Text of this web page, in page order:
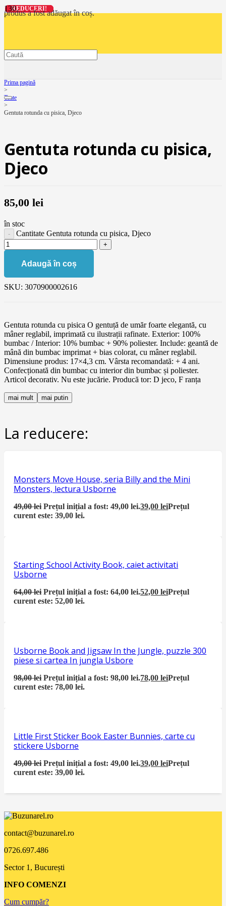
produsa fost adăugat în coș.
Prima pagină
>
Toate
>
Gentuta rotunda cu pisica, Djeco
Gentuta rotunda cu pisica,
Djeco
85,00 lei
în stoc
Cantitate Gentuta rotunda cu pisica, Djeco
Adaugă în coș
SKU: 3070900002616
Gentuta rotunda cu pisica O gentuță de umăr foarte elegantă, cu
mâner reglabil, imprimată cu ilustrații rafinate. Exterior: 100%
bumbac / Interior: 10% bumbac + 90% poliester. Include: geantă de
mână din bumbac imprimat + bias colorat, cu mâner reglabil.
Dimensiune produs: 17×4,3 cm. Vârsta recomandată: + 4 ani.
Confecționată din bumbac cu interior din bumbac și poliester.
Articol decorativ. Nu este jucărie. Producă tor: D jeco, F ranța
mai mult mai putin
La reducere:
REDUCERI!
Monsters Move House, seria Billy and the Mini
Monsters, lectura Usborne
49,00lei Prețul inițial a fost: 49,00 lei.39,00leiPrețul
curent este: 39,00 lei.
REDUCERI!
Starting School Activity Book, caiet activitati
Usborne
64,00lei Prețul inițial a fost: 64,00 lei.52,00leiPrețul
curent este: 52,00 lei.
REDUCERI!
Usborne Book and Jigsaw In the Jungle, puzzle 300
piese si cartea In jungla Usbore
98,00lei Prețul inițial a fost: 98,00 lei.78,00leiPrețul
curent este: 78,00 lei.
REDUCERI!
Little First Sticker Book Easter Bunnies, carte cu
stickere Usborne
49,00lei Prețul inițial a fost: 49,00 lei.39,00leiPrețul
curent este: 39,00 lei.
contact@buzunarel.ro
0726.697.486
Sector 1, București
INFO COMENZI
Cum cumpăr?